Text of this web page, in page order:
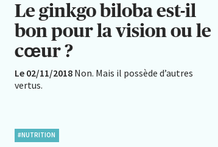
Le ginkgo biloba est-il
bon pour la vision ou le
cœur ?
Le 02/11/2018 Non. Mais il possède d’autres
vertus.
#NUTRITION